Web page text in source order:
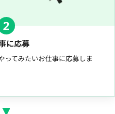
2
に応募
ってみたいお仕事に応募しま